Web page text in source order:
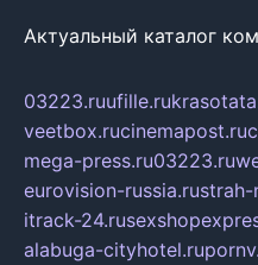
Актуальный каталог
03223.ruufille.ru
veetbox.rucinemapost.ru
mega-press.ru03223.ru
eurovision-russia.rustrah-
itrack-24.ru
alabuga-cityhotel.ru